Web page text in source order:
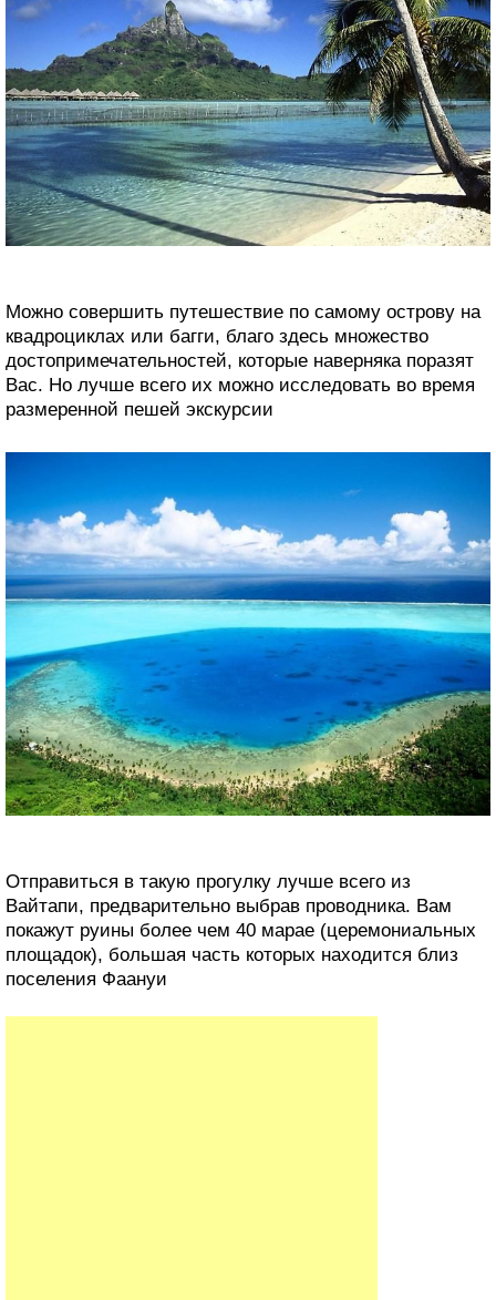
Можно совершить путешествие по самому острову на
квадроциклах или багги, благо здесь множество
достопримечательностей, которые наверняка поразят
Вас. Но лучше всего их можно исследовать во время
размеренной пешей экскурсии
Отправиться в такую прогулку лучше всего из
Вайтапи, предварительно выбрав проводника. Вам
покажут руины более чем 40 марае (церемониальных
площадок), большая часть которых находится близ
поселения Фаануи